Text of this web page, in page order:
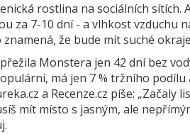
rostlina na sociálních sítích.
za 7-10 dní - a vlhkost vzduchu
že bude mít suché
Monstera jen 42 dní bez
má jen 7 % tržního
a Recenze.cz píše: „Začaly
mít místo s jasným, ale